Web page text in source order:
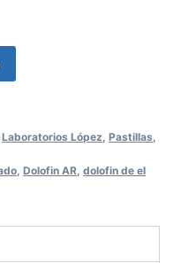
Laboratorios López Pastillas
Dolofin AR dolofin de el